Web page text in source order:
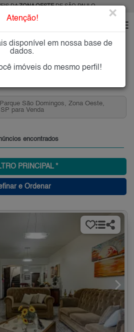
DAZONA OESTEDE SÃO PAULO
PARQUE SÃO DOMINGOS
São Domingos, Zona Oeste, SP
São Domingos, Zona Oeste,
Venda
encontrados
PRINCIPAL *
e Ordenar
Atenção! ×
disponível em nossa base de
dados.
imóveis do mesmo perfil!